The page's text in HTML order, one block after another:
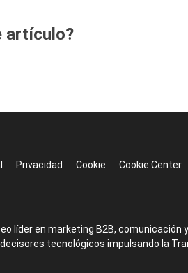
artículo?
Privacidad Cookie Cookie Center
líder en marketing B2B,
tecnológicos impulsando la